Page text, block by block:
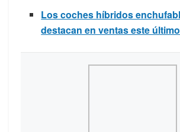
Los coches híbridos
destacan en ventas este